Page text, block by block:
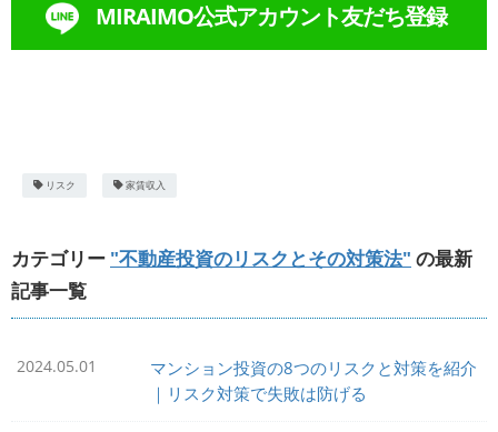
MIRAIMO公式アカウント友だち登録
リスク 家賃収入
カテゴリー "不動産投資のリスクとその対策法" の最新
記事一覧
2024.05.01
マンション投資の8つのリスクと対策を紹介
｜リスク対策で失敗は防げる